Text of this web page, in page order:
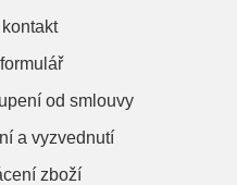
od smlouvy
a vyzvednutí
zboží